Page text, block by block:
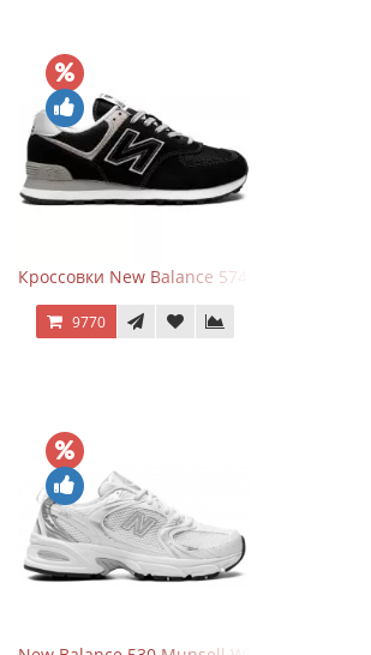
Кроссовки New Balance 574 Evergreen Black
9770